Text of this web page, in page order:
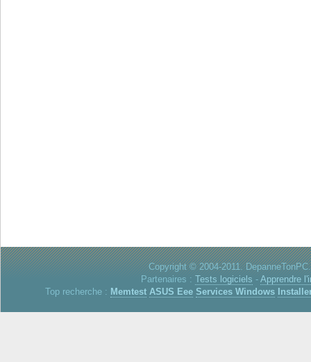
Copyright © 2004-2011.
Partenaires : Tests logiciels - Apprendre
Top recherche : Memtest ASUS Eee Services Windows